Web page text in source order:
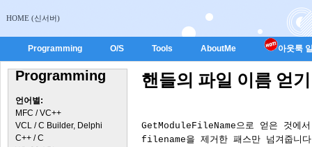
HOME (신서버)
Programming O/S Tools AboutMe 아웃룩
Programming
언어별:
MFC / VC++
VCL / C Builder, Delphi
C++ / C
핸들의 파일 이름 얻
GetModuleFileName으로 얻은 것에
filename을 제거한 패스만 넘겨줍니